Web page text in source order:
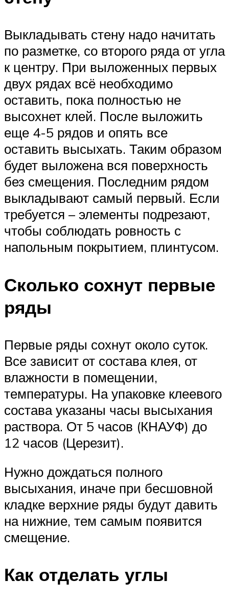
Выкладывать стену надо начитать
по разметке, со второго ряда от угла
к центру. При выложенных первых
двух рядах всё необходимо
оставить, пока полностью не
высохнет клей. После выложить
еще 4-5 рядов и опять все
оставить высыхать. Таким образом
будет выложена вся поверхность
без смещения. Последним рядом
выкладывают самый первый. Если
требуется – элементы подрезают,
чтобы соблюдать ровность с
напольным покрытием, плинтусом.
Сколько сохнут первые
ряды
Первые ряды сохнут около суток.
Все зависит от состава клея, от
влажности в помещении,
температуры. На упаковке клеевого
состава указаны часы высыхания
раствора. От 5 часов (КНАУФ) до
12 часов (Церезит).
Нужно дождаться полного
высыхания, иначе при бесшовной
кладке верхние ряды будут давить
на нижние, тем самым появится
смещение.
Как отделать углы